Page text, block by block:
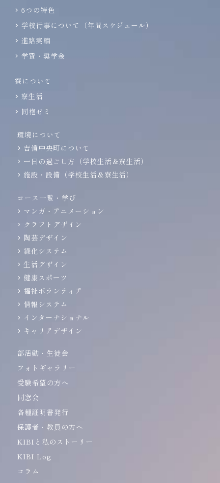
6つの特色
学校行事について（年間スケジュール）
進路実績
学費・奨学金
寮について
寮生活
同袍ゼミ
環境について
吉備中央町について
一日の過ごし方（学校生活＆寮生活）
施設・設備（学校生活＆寮生活）
コース一覧・学び
マンガ・アニメーション
クラフトデザイン
陶芸デザイン
緑化システム
生活デザイン
健康スポーツ
福祉ボランティア
情報システム
インターナショナル
キャリアデザイン
部活動・生徒会
フォトギャラリー
受験希望の方へ
同窓会
各種証明書発行
保護者・教員の方へ
KIBIと私のストーリー
KIBI Log
コラム